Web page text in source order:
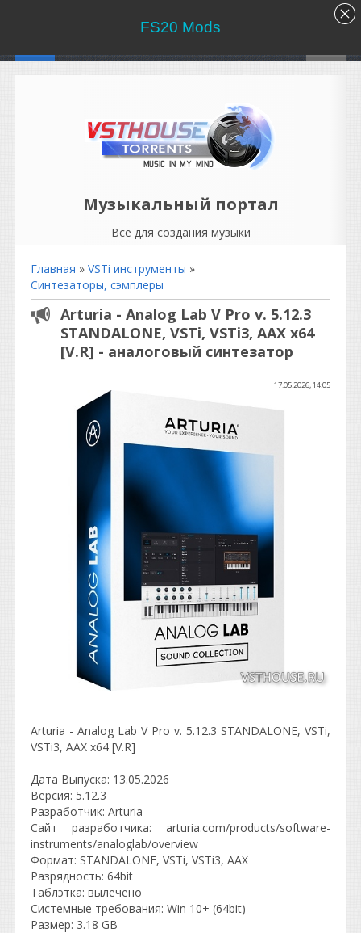
Музыкальный портал
Все для создания музыки
Главная » VSTi инструменты »
Синтезаторы, сэмплеры
Arturia - Analog Lab V Pro v. 5.12.3
STANDALONE, VSTi, VSTi3, AAX x64
[V.R] - аналоговый синтезатор
17.05.2026, 14:05
Arturia - Analog Lab V Pro v. 5.12.3 STANDALONE, VSTi,
VSTi3, AAX x64 [V.R]
Дата Выпуска: 13.05.2026
Версия: 5.12.3
Разработчик: Arturia
Сайт разработчика: arturia.com/products/software-
instruments/analoglab/overview
Формат: STANDALONE, VSTi, VSTi3, AAX
Разрядность: 64bit
Таблэтка: вылечено
Системные требования: Win 10+ (64bit)
Размер: 3.18 GB
FS20 Mods